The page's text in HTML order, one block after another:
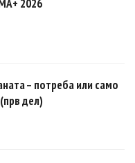
2026
– потреба или само
дел)